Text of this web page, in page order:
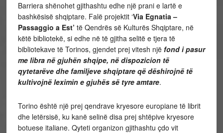
Barriera shënohet gjithashtu edhe një prani e lartë e
bashkësisë shqiptare. Falë projektit ‘Via Egnatia –
Passaggio a Est’ të Qendrës së Kulturës Shqiptare, në
këtë bibliotekë, si edhe në të gjitha selitë e tjera të
bibliotekave të Torinos, gjendet prej vitesh një fond i pasur
me libra në gjuhën shqipe, në dispozicion të
qytetarëve dhe familjeve shqiptare që dëshirojnë të
kultivojnë leximin e gjuhës së tyre amtare.
Torino është një prej qendrave kryesore europiane të librit
dhe letërsisë, ku kanë selinë disa prej shtëpive kryesore
botuese italiane. Qyteti organizon gjithashtu çdo vit